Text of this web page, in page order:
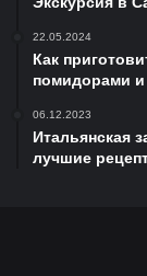
22.05.2024
Как
помидорами и
06.12.2023
Итальянская
лучшие